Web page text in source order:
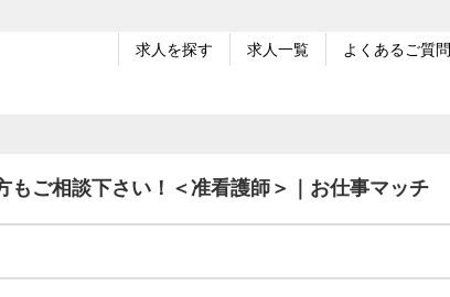
求人を探す 求人一覧 よくあるご質問
もご相談下さい！＜准看護師＞｜お仕事マッチ